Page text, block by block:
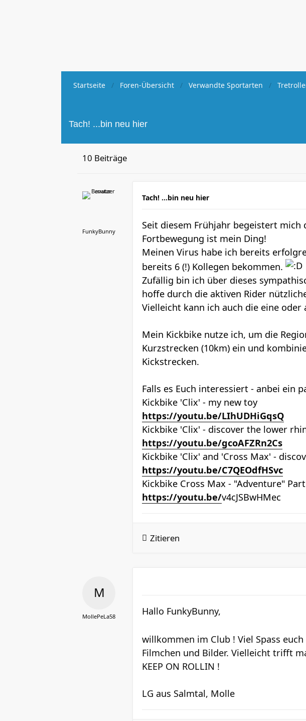
Startseite Foren-Übersicht Verwandte Sportarten
Tach! ...bin neu hier
10 Beiträge
FunkyBunny
Tach! ...bin neu hier
Seit diesem Frühjahr begeistert
Fortbewegung ist mein Ding!
Meinen Virus habe ich bereits
bereits 6 (!) Kollegen bekommen.
Zufällig bin ich über dieses
hoffe durch die aktiven Rider
Vielleicht kann ich auch die eine
Mein Kickbike nutze ich, um die
Kurzstrecken (10km) ein und
Kickstrecken.
Falls es Euch interessiert - anbei ein
Kickbike 'Clix' - my new toy
https://youtu.be/LIhUDHiGqsQ
Kickbike 'Clix' - discover the lower
https://youtu.be/gcoAFZRn2Cs
Kickbike 'Clix' and 'Cross Max' -
https://youtu.be/C7QEOdfHSvc
Kickbike Cross Max - "Adventure" Part
https://youtu.be/v4cJSBwHMec
Zitieren
MollePeLa58 Hallo FunkyBunny,
willkommen im Club ! Viel Spass
Filmchen und Bilder. Vielleicht trifft
KEEP ON ROLLIN !
LG aus Salmtal, Molle